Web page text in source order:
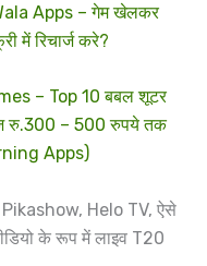
Apps – गेम खेलकर
में रिचार्ज करे?
– Top 10 बबल शूटर
रु.300 – 500 रुपये तक
Apps)
Helo TV, ऐसे
के रूप में लाइव T20